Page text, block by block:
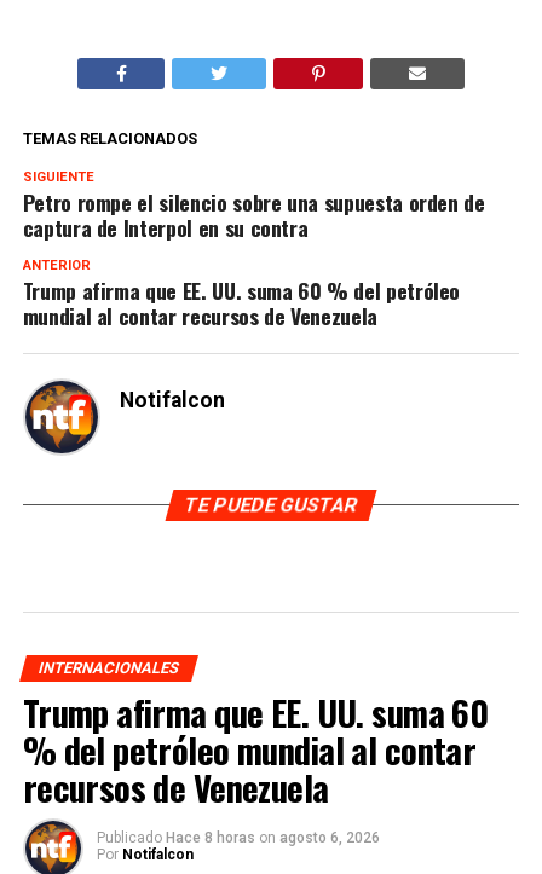
TEMAS RELACIONADOS
SIGUIENTE
Petro rompe el silencio sobre una supuesta orden de
captura de Interpol en su contra
ANTERIOR
Trump afirma que EE. UU. suma 60 % del petróleo
mundial al contar recursos de Venezuela
Notifalcon
TE PUEDE GUSTAR
INTERNACIONALES
Trump afirma que EE. UU. suma 60
% del petróleo mundial al contar
recursos de Venezuela
Publicado Hace 8 horas on agosto 6, 2026
Por Notifalcon